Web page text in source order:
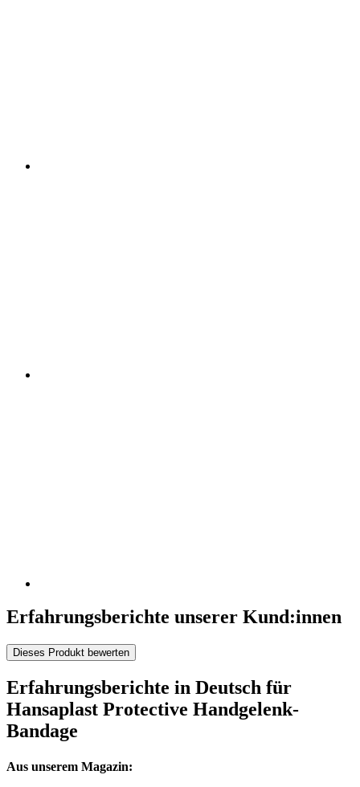
Erfahrungsberichte unserer Kund:innen
Dieses Produkt bewerten
Erfahrungsberichte in Deutsch für
Hansaplast Protective Handgelenk-
Bandage
Aus unserem Magazin: